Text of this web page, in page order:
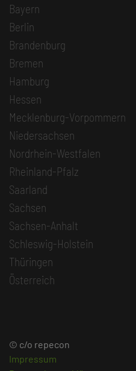
Bayern
Berlin
Brandenburg
Bremen
Hamburg
Hessen
Mecklenburg-Vorpommern
Niedersachsen
Nordrhein-Westfalen
Rheinland-Pfalz
Saarland
Sachsen
Sachsen-Anhalt
Schleswig-Holstein
Thüringen
Österreich
© c/o repecon
Impressum